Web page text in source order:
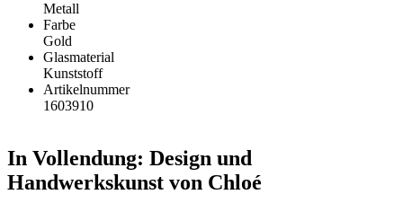
Metall
Farbe
Gold
Glasmaterial
Kunststoff
Artikelnummer
1603910
In Vollendung: Design und
Handwerkskunst von Chloé